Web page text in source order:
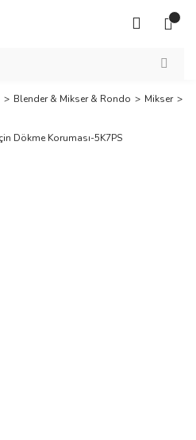
Blender & Mikser & Rondo Mikser